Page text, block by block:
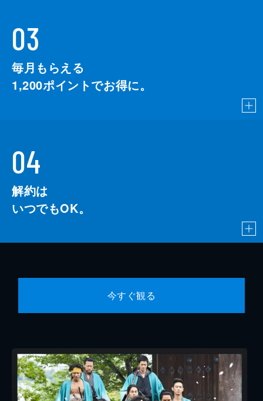
03
毎月もらえる
1,200ポイントでお得に。
04
解約は
いつでもOK。
今すぐ観る